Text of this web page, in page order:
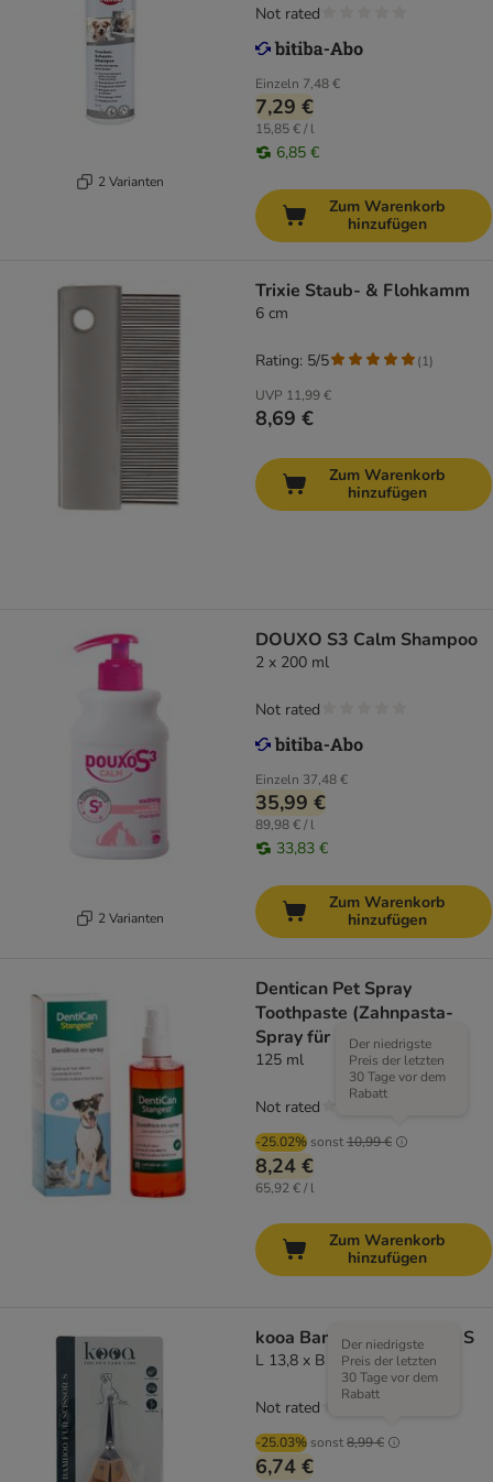
2 Varianten
Einzeln 7,48 €
7,29 €
15,85 € / l
6,85 €
Not rated
Zum Warenkorb
hinzufügen
Trixie Staub- & Flohkamm
6 cm
UVP 11,99 €
8,69 €
Rating: 5/5 (1)
Zum Warenkorb
hinzufügen
2 Varianten
DOUXO S3 Calm Shampoo
2 x 200 ml
Einzeln 37,48 €
35,99 €
89,98 € / l
33,83 €
Not rated
Zum Warenkorb
hinzufügen
Dentican Pet Spray
Toothpaste (Zahnpasta-
Spray für Haustiere)
125 ml
-25.02% sonst10,99 €
Der niedrigste
Preis der letzten
30 Tage vor dem
Rabatt
8,24 €
65,92 € / l
Not rated
Zum Warenkorb
hinzufügen
kooa Bambus-Fellschere S
L 13,8 x B 6,8 x H 1,2 cm
-25.03% sonst8,99 €
Der niedrigste
Preis der letzten
30 Tage vor dem
Rabatt
6,74 €
Not rated